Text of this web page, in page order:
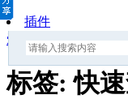
插件
爱秀代码
标签: 快